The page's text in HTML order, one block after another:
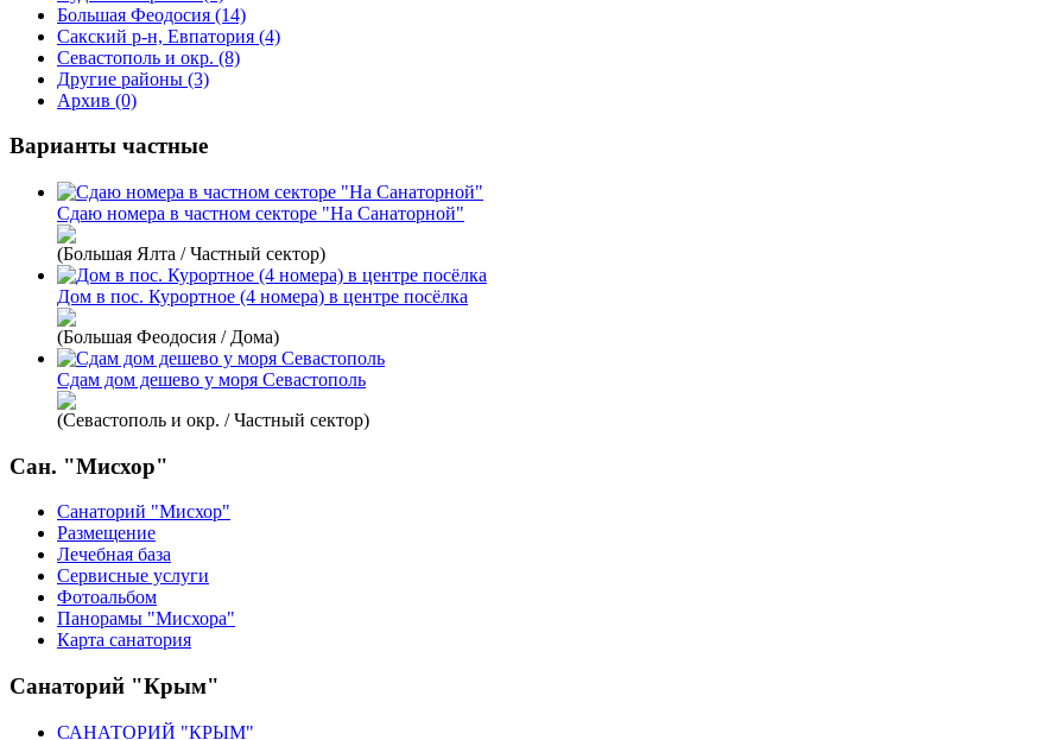
Большая Феодосия (14)
Сакский р-н, Евпатория (4)
Севастополь и окр. (8)
Другие районы (3)
Архив (0)
Варианты частные
Сдаю номера в частном секторе "На Санаторной"
(Большая Ялта / Частный сектор)
Дом в пос. Курортное (4 номера) в центре посёлка
(Большая Феодосия / Дома)
Сдам дом дешево у моря Севастополь
(Севастополь и окр. / Частный сектор)
Сан. "Мисхор"
Санаторий "Мисхор"
Размещение
Лечебная база
Сервисные услуги
Фотоальбом
Панорамы "Мисхора"
Карта санатория
Санаторий "Крым"
САНАТОРИЙ "КРЫМ"